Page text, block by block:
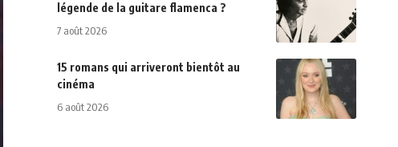
légende de la guitare flamenca ?
7 août 2026
15 romans qui arriveront bientôt au
cinéma
6 août 2026